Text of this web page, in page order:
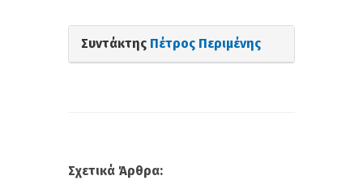
Συντάκτης Πέτρος Περιμένης
Σχετικά Άρθρα: